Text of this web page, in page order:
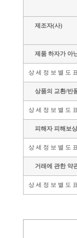
제조자(사)
제품 하자가 아
상 세 정 보 별 도
상품의 교환/반
상 세 정 보 별 도
피해자 피해보
상 세 정 보 별 도
거래에 관한 약
상 세 정 보 별 도